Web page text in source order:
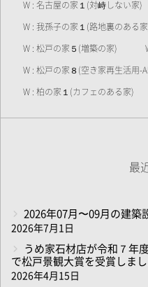
W : 名古屋の家１(対峙しない家)
W : 我孫子の家１(路地裏のある
W : 松戸の家５(増築の家)
W : 松戸の家８(空き家再生活用-
W : 柏の家１(カフェのある家)
最
2026年07月〜09月の建築
2026年7月1日
うめ家石材店が令和７年
で松戸景観大賞を受賞しま
2026年4月15日